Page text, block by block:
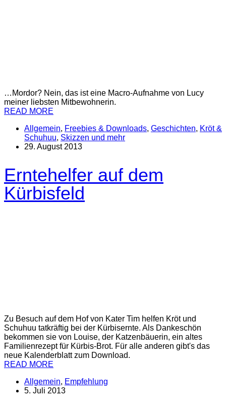
…Mordor? Nein, das ist eine Macro-Aufnahme von Lucy
meiner liebsten Mitbewohnerin.
READ MORE
Allgemein, Freebies & Downloads, Geschichten, Kröt &
Schuhuu, Skizzen und mehr
29. August 2013
Erntehelfer auf dem
Kürbisfeld
Zu Besuch auf dem Hof von Kater Tim helfen Kröt und
Schuhuu tatkräftig bei der Kürbisernte. Als Dankeschön
bekommen sie von Louise, der Katzenbäuerin, ein altes
Familienrezept für Kürbis-Brot. Für alle anderen gibt's das
neue Kalenderblatt zum Download.
READ MORE
Allgemein, Empfehlung
5. Juli 2013